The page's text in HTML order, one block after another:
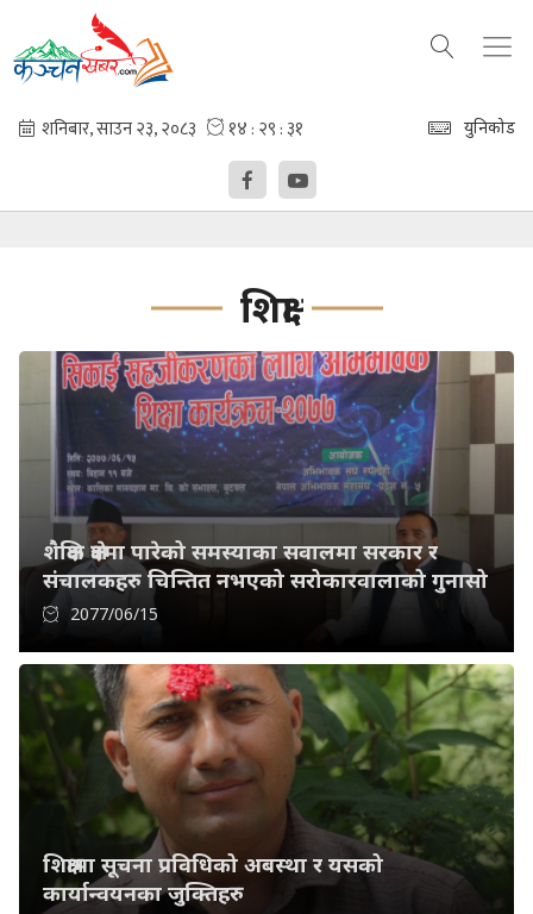
युनिकोड
शिक्षा
शैक्षिक क्षेत्रमा पारेको समस्याका सवालमा सरकार र
संचालकहरु चिन्तित नभएको सरोकारवालाको गुनासो
2077/06/15
शिक्षामा सूचना प्रविधिको अबस्था र यसको
कार्यान्वयनका जुक्तिहरु